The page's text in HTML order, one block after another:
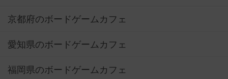
京都府のボードゲームカフェ
愛知県のボードゲームカフェ
福岡県のボードゲームカフェ